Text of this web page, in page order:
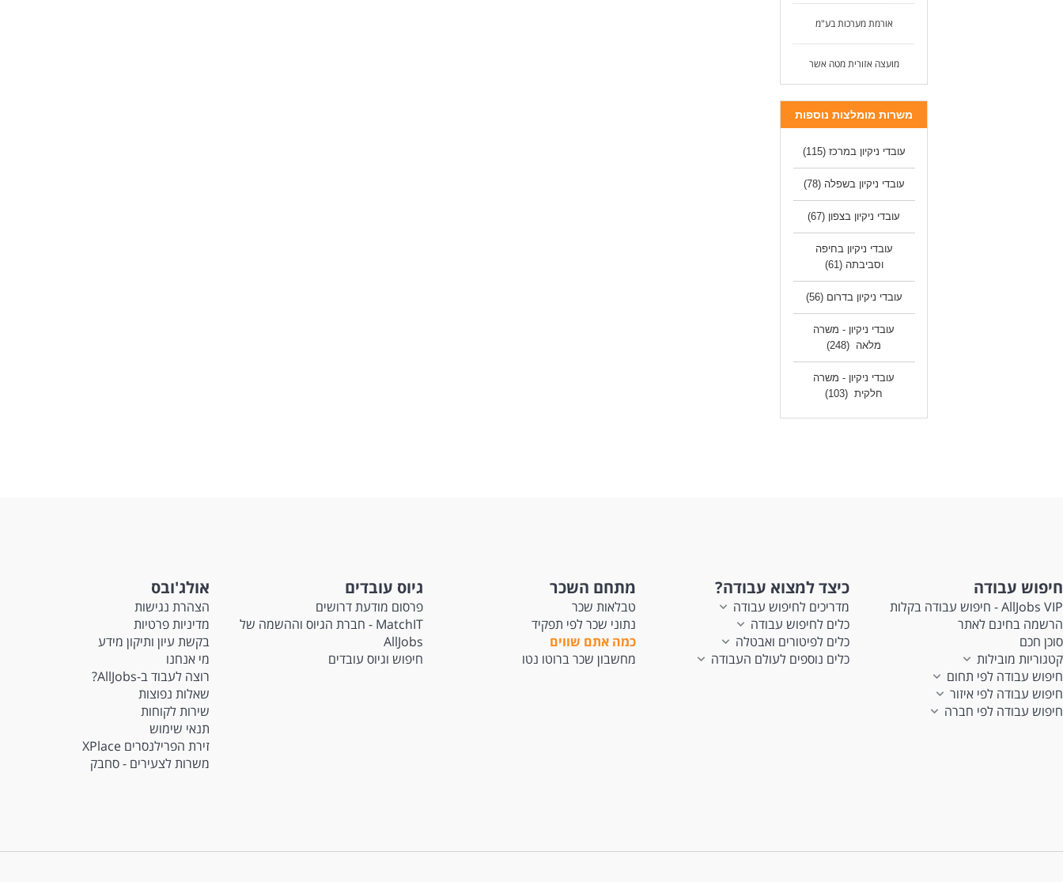
אורמת מערכות בע"מ
מועצה אזורית מטה אשר
משרות מומלצות נוספות
עובדי ניקיון במרכז (115)
עובדי ניקיון בשפלה (78)
עובדי ניקיון בצפון (67)
עובדי ניקיון בחיפה
וסביבתה (61)
עובדי ניקיון בדרום (56)
עובדי ניקיון - משרה
מלאה (248)
עובדי ניקיון - משרה
חלקית (103)
חיפוש עבודה
AllJobs VIP - חיפוש עבודה בקלות
הרשמה בחינם לאתר
סוכן חכם
קטגוריות מובילות
חיפוש עבודה לפי תחום
חיפוש עבודה לפי איזור
חיפוש עבודה לפי חברה
כיצד למצוא עבודה?
מדריכים לחיפוש עבודה
כלים לחיפוש עבודה
כלים לפיטורים ואבטלה
כלים נוספים לעולם העבודה
מתחם השכר
טבלאות שכר
נתוני שכר לפי תפקיד
כמה אתם שווים
מחשבון שכר ברוטו נטו
גיוס עובדים
פרסום מודעת דרושים
MatchIT - חברת הגיוס וההשמה של
AllJobs
חיפוש וגיוס עובדים
אולג'ובס
הצהרת נגישות
מדיניות פרטיות
בקשת עיון ותיקון מידע
מי אנחנו
רוצה לעבוד ב-AllJobs?
שאלות נפוצות
שירות לקוחות
תנאי שימוש
זירת הפרילנסרים XPlace
משרות לצעירים - סחבק